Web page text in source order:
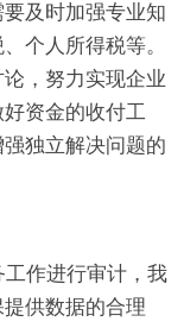
及时加强专业知
个人所得税等。
，努力实现企业
资金的收付工
独立解决问题的
作进行审计，我
供数据的合理